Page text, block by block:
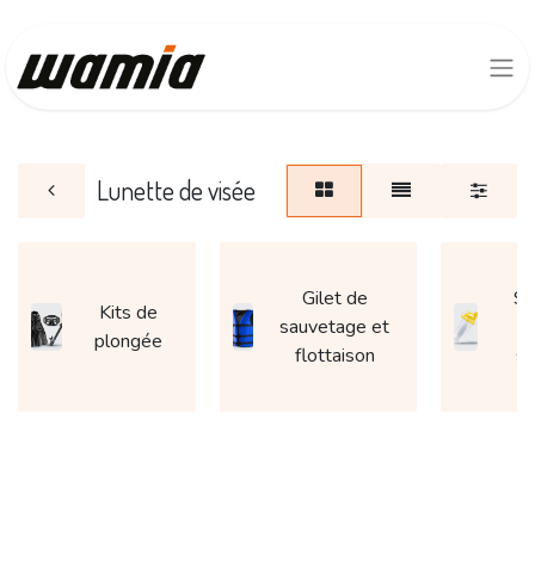
Lunette de visée
Kits de
plongée
Gilet de
sauvetage et
flottaison